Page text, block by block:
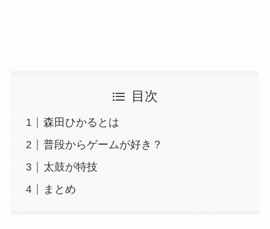
目次
森田ひかるとは
普段からゲームが好き？
太鼓が特技
まとめ